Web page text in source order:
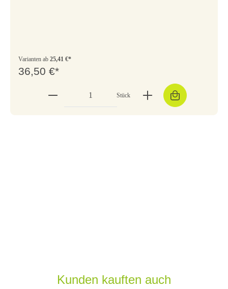
Varianten ab 25,41 €*
36,50 €*
Stück
Kunden kauften auch